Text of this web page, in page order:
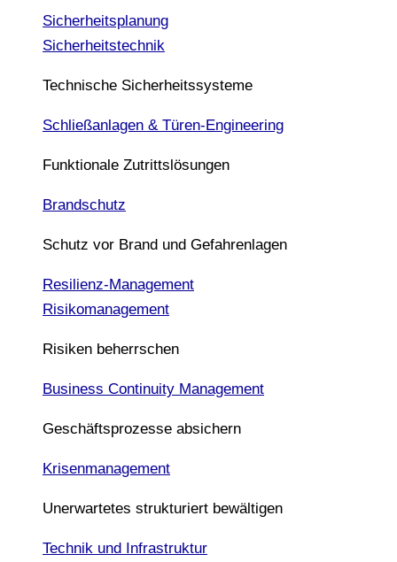
Sicherheitsplanung
Sicherheitstechnik
Technische Sicherheitssysteme
Schließanlagen & Türen-Engineering
Funktionale Zutrittslösungen
Brandschutz
Schutz vor Brand und Gefahrenlagen
Resilienz-Management
Risikomanagement
Risiken beherrschen
Business Continuity Management
Geschäftsprozesse absichern
Krisenmanagement
Unerwartetes strukturiert bewältigen
Technik und Infrastruktur